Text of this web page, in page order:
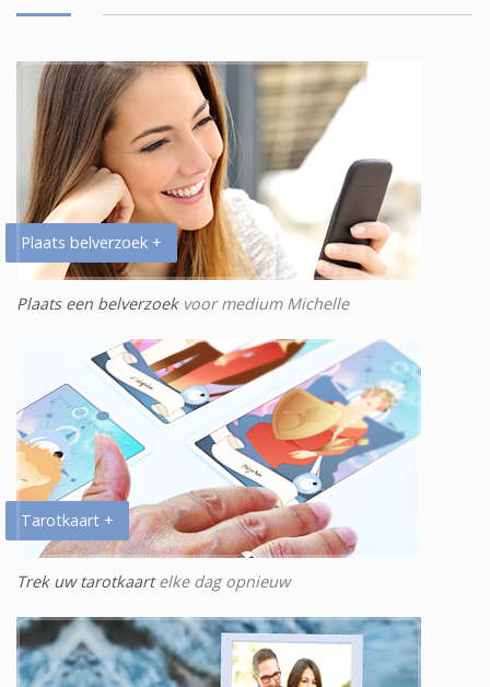
Plaats belverzoek +
Plaats een belverzoekvoor medium Michelle
Tarotkaart +
Trek uw tarotkaartelke dag opnieuw